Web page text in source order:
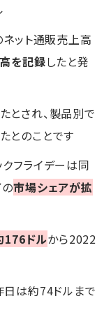
ネット通販売上高
を記録したと発
とされ、製品別で
とのことです
フライデーは同
市場シェアが拡
176ドルから2022
日は約74ドルまで